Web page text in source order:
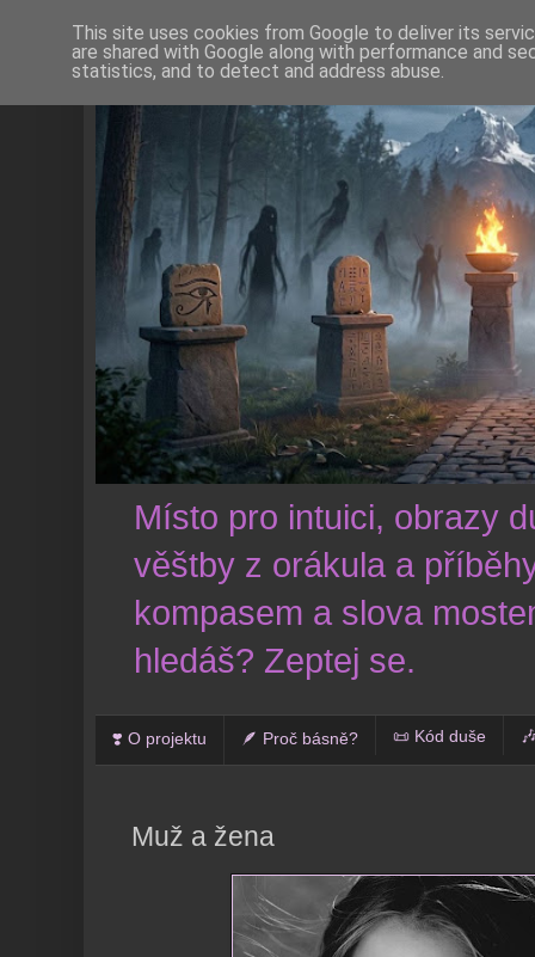
Místo pro intuici, obrazy
věštby z orákula a
kompasem a slova
hledáš? Zeptej se.
❣️ O projektu 🪶 Proč básně? 📜 Kód duše
Muž a žena
This site uses cookies from Google to deliver its
are shared with Google along with performance and
statistics, and to detect and address abuse.